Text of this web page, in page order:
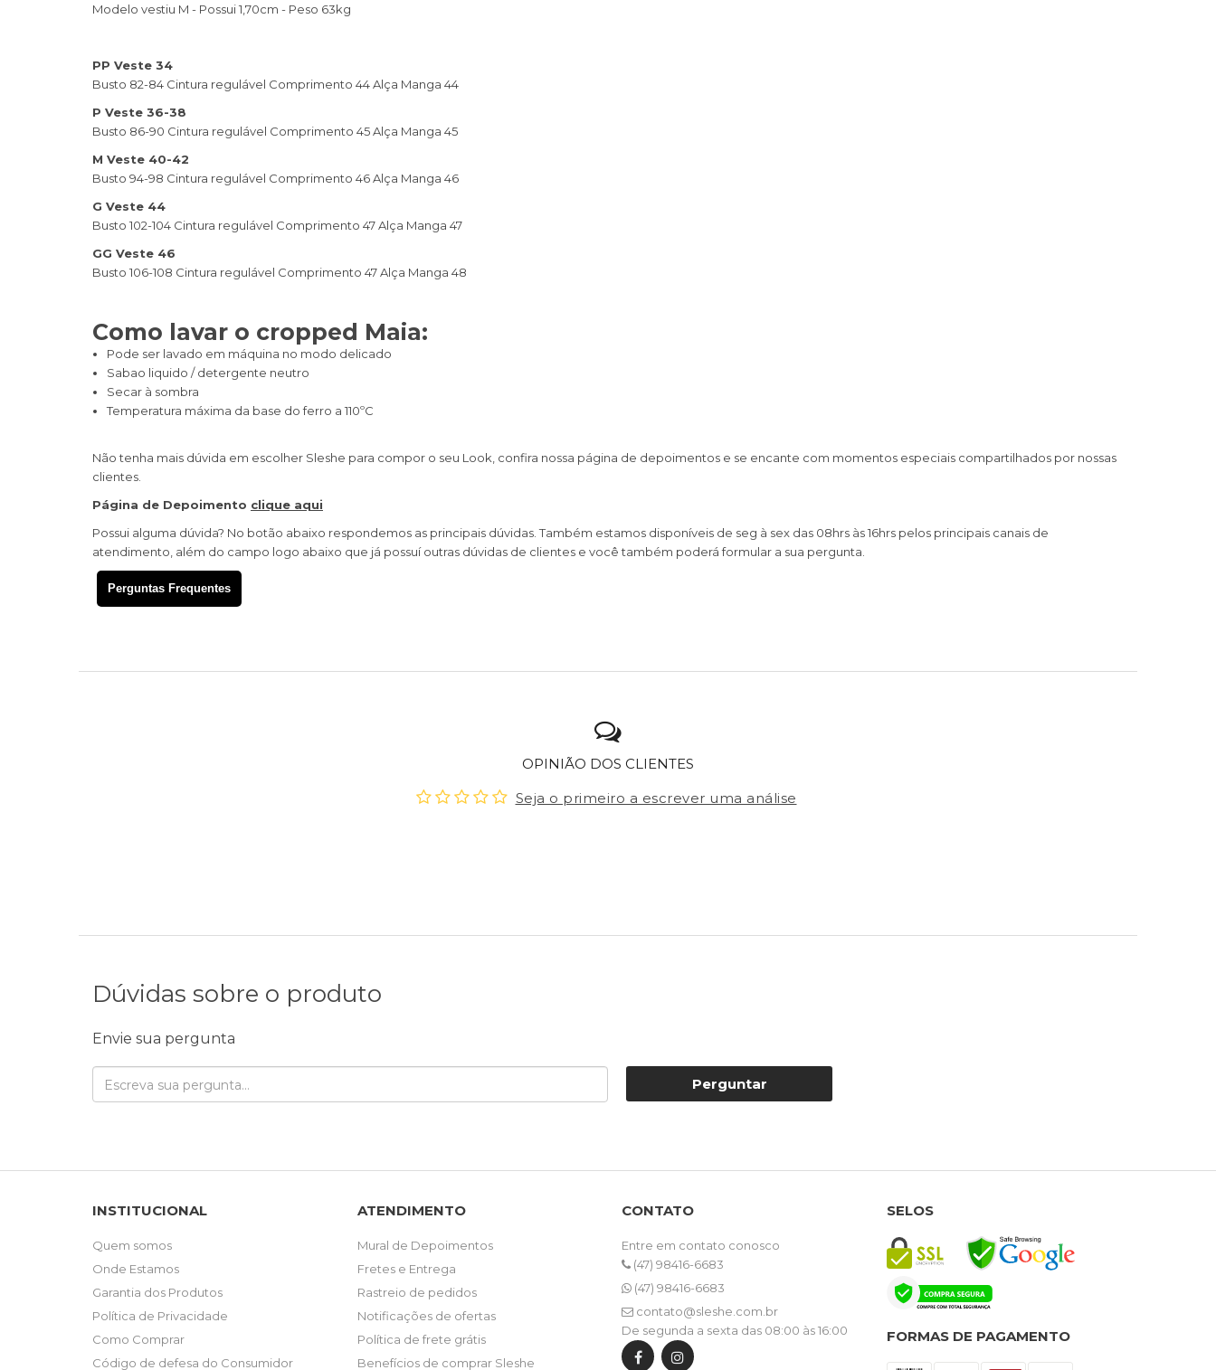
Modelo vestiu M - Possui 1,70cm - Peso 63kg
PP Veste 34
Busto 82-84 Cintura regulável Comprimento 44 Alça Manga 44
P Veste 36-38
Busto 86-90 Cintura regulável Comprimento 45 Alça Manga 45
M Veste 40-42
Busto 94-98 Cintura regulável Comprimento 46 Alça Manga 46
G Veste 44
Busto 102-104 Cintura regulável Comprimento 47 Alça Manga 47
GG Veste 46
Busto 106-108 Cintura regulável Comprimento 47 Alça Manga 48
Como lavar o cropped Maia:
Pode ser lavado em máquina no modo delicado
Sabao liquido / detergente neutro
Secar à sombra
Temperatura máxima da base do ferro a 110ºC
Não tenha mais dúvida em escolher Sleshe para compor o seu Look, confira nossa página de depoimentos e se encante com momentos especiais compartilhados por nossas
clientes.
Página de Depoimento clique aqui
Possui alguma dúvida? No botão abaixo respondemos as principais dúvidas. Também estamos disponíveis de seg à sex das 08hrs às 16hrs pelos principais canais de
atendimento, além do campo logo abaixo que já possuí outras dúvidas de clientes e você também poderá formular a sua pergunta.
Perguntas Frequentes
OPINIÃO DOS CLIENTES
Seja o primeiro a escrever uma análise
Dúvidas sobre o produto
Envie sua pergunta
Perguntar
INSTITUCIONAL
Quem somos
Onde Estamos
Garantia dos Produtos
Política de Privacidade
Como Comprar
Código de defesa do Consumidor
ATENDIMENTO
Mural de Depoimentos
Fretes e Entrega
Rastreio de pedidos
Notificações de ofertas
Política de frete grátis
Benefícios de comprar Sleshe
CONTATO
Entre em contato conosco
(47) 98416-6683
(47) 98416-6683
contato@sleshe.com.br
De segunda a sexta das 08:00 às 16:00
SELOS
FORMAS DE PAGAMENTO